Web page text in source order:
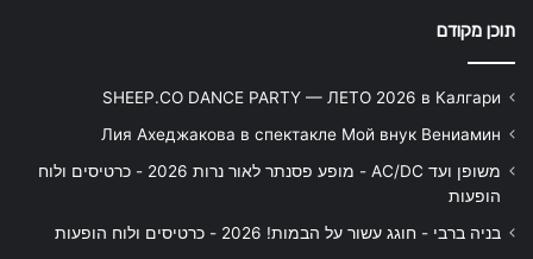
תוכן מקודם
SHEEP.CO DANCE PARTY — ЛЕТО 2026 в Калгари
Лия Ахеджакова в спектакле Мой внук Вениамин
משופן ועד AC/DC - מופע פסנתר לאור נרות 2026 - כרטיסים ולוח
הופעות
בניה ברבי - חוגג עשור על הבמות! 2026 - כרטיסים ולוח הופעות